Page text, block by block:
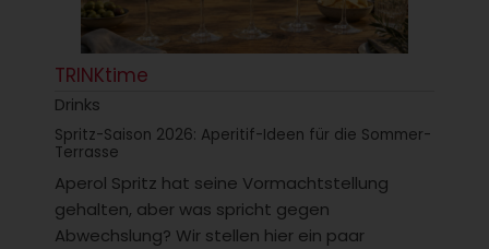
TRINKtime
Drinks
Spritz-Saison 2026: Aperitif-Ideen für die Sommer-
Terrasse
Aperol Spritz hat seine Vormachtstellung
gehalten, aber was spricht gegen
Abwechslung? Wir stellen hier ein paar